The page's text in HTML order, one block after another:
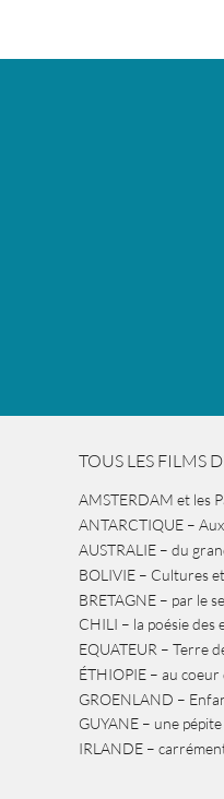
TOUS LES FILMS
AMSTERDAM et les
ANTARCTIQUE –
AUSTRALIE – du
BOLIVIE – Cultures
BRETAGNE – par le
CHILI – la poésie des
EQUATEUR – Terre
ÉTHIOPIE – au coeur
GROENLAND –
GUYANE – une
IRLANDE –